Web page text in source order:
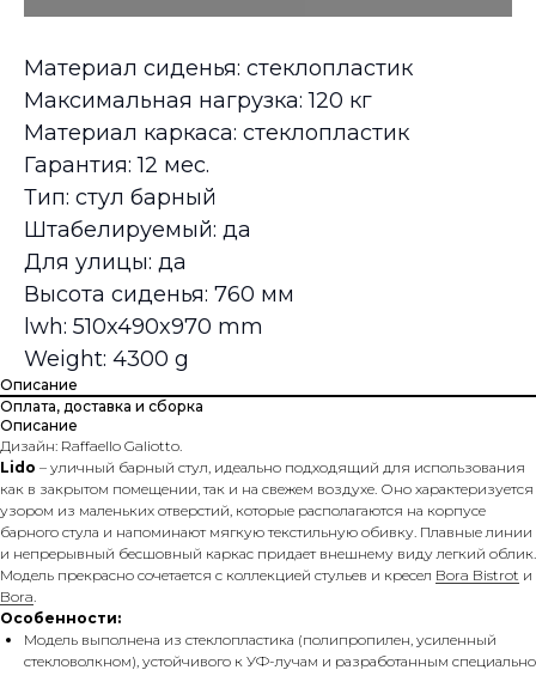
Материал сиденья: стеклопластик
Максимальная нагрузка: 120 кг
Материал каркаса: стеклопластик
Гарантия: 12 мес.
Тип: стул барный
Штабелируемый: да
Для улицы: да
Высота сиденья: 760 мм
lwh: 510x490x970 mm
Weight: 4300 g
Описание
Оплата, доставка и сборка
Описание
Дизайн: Raffaello Galiotto.
Lido – уличный барный стул, идеально подходящий для использования
как в закрытом помещении, так и на свежем воздухе. Оно характеризуется
узором из маленьких отверстий, которые располагаются на корпусе
барного стула и напоминают мягкую текстильную обивку. Плавные линии
и непрерывный бесшовный каркас придает внешнему виду легкий облик.
Модель прекрасно сочетается с коллекцией стульев и кресел Bora Bistrot и
Bora.
Особенности:
Модель выполнена из стеклопластика (полипропилен, усиленный
стекловолкном), устойчивого к УФ-лучам и разработанным специально